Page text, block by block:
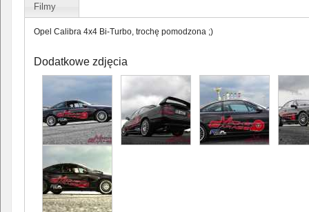
Filmy
Opel Calibra 4x4 Bi-Turbo, trochę pomodzona ;)
Dodatkowe zdjęcia